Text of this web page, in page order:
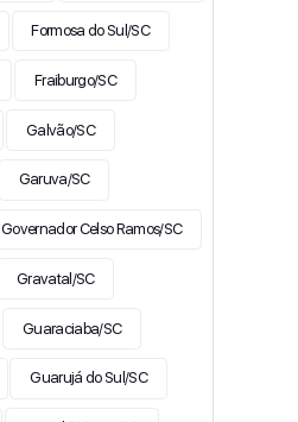
Formosa do Sul/SC
Fraiburgo/SC
Galvão/SC
Garuva/SC
Governador Celso Ramos/SC
Gravatal/SC
Guaraciaba/SC
Guarujá do Sul/SC